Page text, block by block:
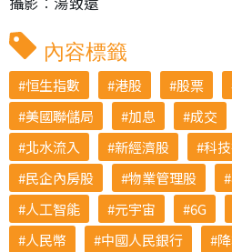
內容標籤
恒生指數 港股 股票
美國聯儲局
加息 成交
北水流入
新經濟股 科
民企內房股
物業管理股
人工智能
元宇宙 6G
人民幣
中國人民銀行